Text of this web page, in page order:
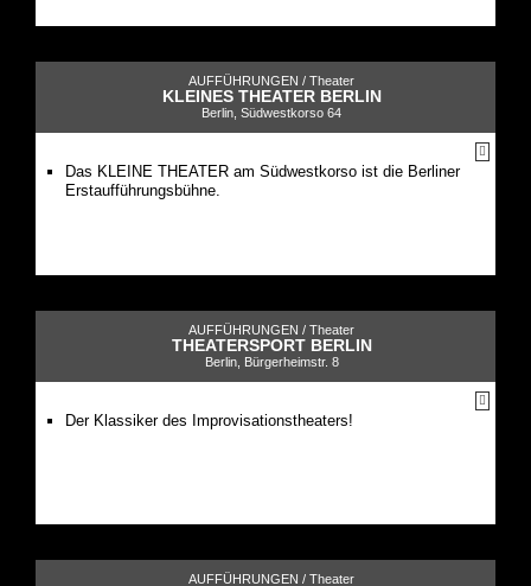
AUFFÜHRUNGEN / Theater
KLEINES THEATER BERLIN
Berlin, Südwestkorso 64
Das KLEINE THEATER am Südwestkorso ist die Berliner
Erstaufführungsbühne.
AUFFÜHRUNGEN / Theater
THEATERSPORT BERLIN
Berlin, Bürgerheimstr. 8
Der Klassiker des Improvisationstheaters!
AUFFÜHRUNGEN / Theater